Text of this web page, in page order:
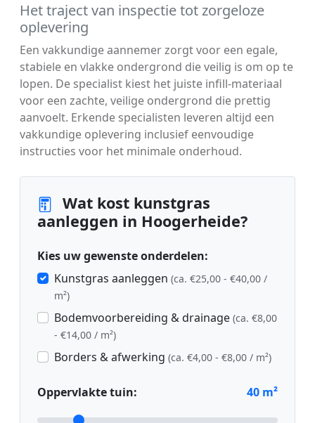
Het traject van inspectie tot zorgeloze
oplevering
Een vakkundige aannemer zorgt voor een egale,
stabiele en vlakke ondergrond die veilig is om op te
lopen. De specialist kiest het juiste infill-materiaal
voor een zachte, veilige ondergrond die prettig
aanvoelt. Erkende specialisten leveren altijd een
vakkundige oplevering inclusief eenvoudige
instructies voor het minimale onderhoud.
Wat kost kunstgras
aanleggen in Hoogerheide?
Kies uw gewenste onderdelen:
Kunstgras aanleggen (ca. €25,00 - €40,00 /
m²)
Bodemvoorbereiding & drainage (ca. €8,00
- €14,00 / m²)
Borders & afwerking (ca. €4,00 - €8,00 / m²)
Oppervlakte tuin: 40 m²